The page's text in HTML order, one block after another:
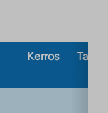
Kerros